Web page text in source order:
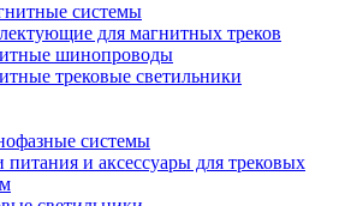
системы
для магнитных треков
шинопроводы
трековые светильники
системы
питания и аксессуары для трековых